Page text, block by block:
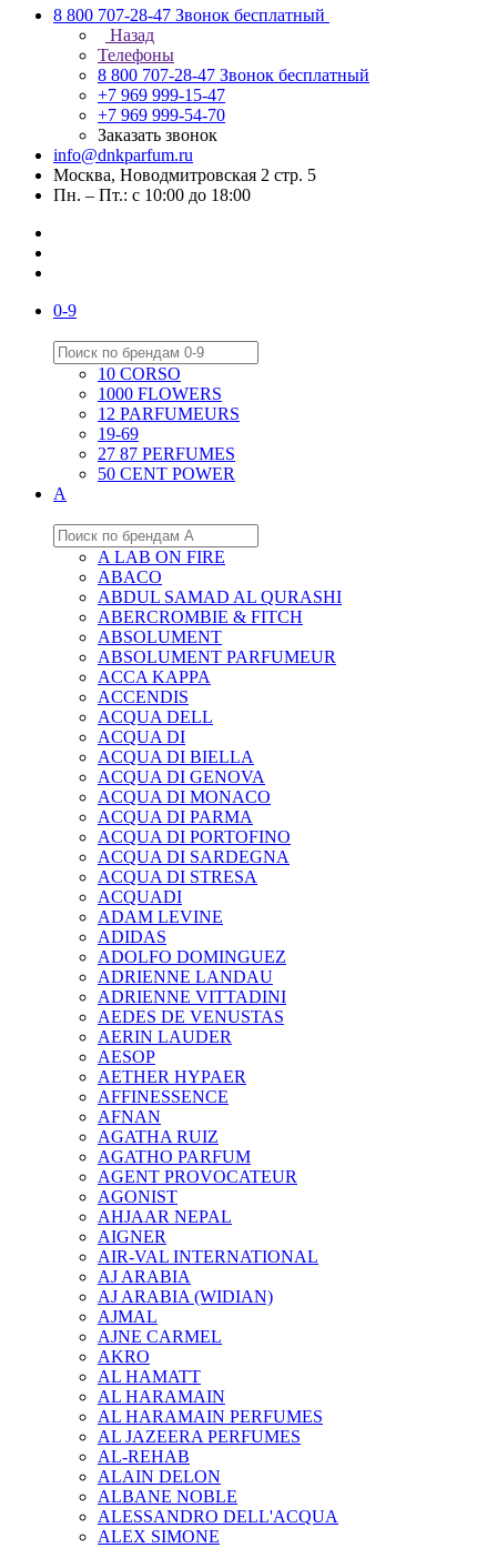
8 800 707-28-47 Звонок бесплатный
Назад
Телефоны
8 800 707-28-47 Звонок бесплатный
+7 969 999-15-47
+7 969 999-54-70
Заказать звонок
info@dnkparfum.ru
Москва, Новодмитровская 2 стр. 5
Пн. – Пт.: с 10:00 до 18:00
0-9
10 CORSO
1000 FLOWERS
12 PARFUMEURS
19-69
27 87 PERFUMES
50 CENT POWER
A
A LAB ON FIRE
ABACO
ABDUL SAMAD AL QURASHI
ABERCROMBIE & FITCH
ABSOLUMENT
ABSOLUMENT PARFUMEUR
ACCA KAPPA
ACCENDIS
ACQUA DELL
ACQUA DI
ACQUA DI BIELLA
ACQUA DI GENOVA
ACQUA DI MONACO
ACQUA DI PARMA
ACQUA DI PORTOFINO
ACQUA DI SARDEGNA
ACQUA DI STRESA
ACQUADI
ADAM LEVINE
ADIDAS
ADOLFO DOMINGUEZ
ADRIENNE LANDAU
ADRIENNE VITTADINI
AEDES DE VENUSTAS
AERIN LAUDER
AESOP
AETHER HYPAER
AFFINESSENCE
AFNAN
AGATHA RUIZ
AGATHO PARFUM
AGENT PROVOCATEUR
AGONIST
AHJAAR NEPAL
AIGNER
AIR-VAL INTERNATIONAL
AJ ARABIA
AJ ARABIA (WIDIAN)
AJMAL
AJNE CARMEL
AKRO
AL HAMATT
AL HARAMAIN
AL HARAMAIN PERFUMES
AL JAZEERA PERFUMES
AL-REHAB
ALAIN DELON
ALBANE NOBLE
ALESSANDRO DELL'ACQUA
ALEX SIMONE